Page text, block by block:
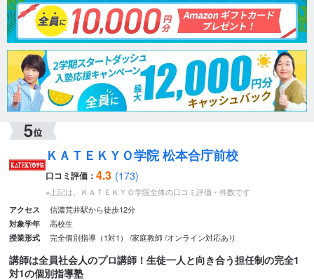
ＫＡＴＥＫＹＯ学院 松本合庁前校
口コミ評価： 4.3 (173)
※上記は、ＫＡＴＥＫＹＯ学院全体の口コミ評価・件数です
アクセス 信濃荒井駅から徒歩12分
対象学年 高校生
授業形式 完全個別指導（1対1） 家庭教師 オンライン対応あり
講師は全員社会人のプロ講師！生徒一人と向き合う担任制の完全1
対1の個別指導塾